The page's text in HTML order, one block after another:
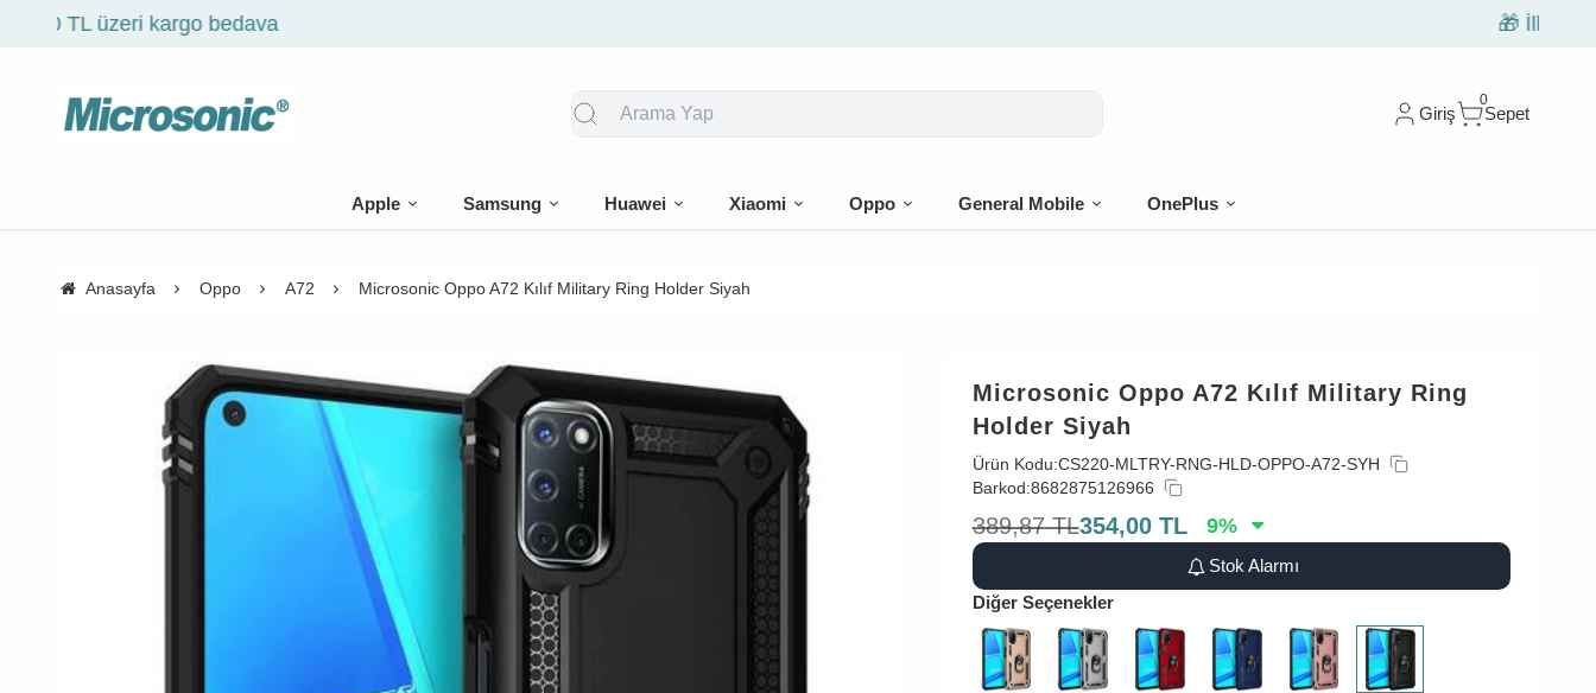
Giriş
0
Sepet
Apple Samsung Huawei Xiaomi Oppo General Mobile OnePlus
Anasayfa Oppo A72 Microsonic Oppo A72 Kılıf Military Ring Holder Siyah
Microsonic Oppo A72 Kılıf Military Ring
Holder Siyah
Ürün Kodu:CS220-MLTRY-RNG-HLD-OPPO-A72-SYH
Barkod:8682875126966
389,87 TL354,00 TL 9%
Stok Alarmı
Diğer Seçenekler